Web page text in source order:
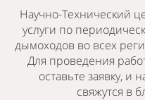
Научно-Технический
услуги по
дымоходов во всех
Для проведения
оставьте заявку,
свяжутся в